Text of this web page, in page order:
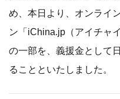
め、本日より、オンライ
ン「iChina.jp（アイチャ
の一部を、義援金として
ることといたしました。